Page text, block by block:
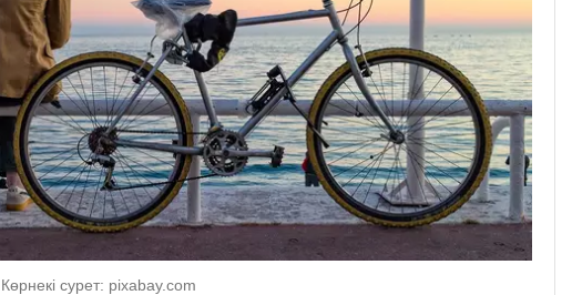
сурет: pixabay.com